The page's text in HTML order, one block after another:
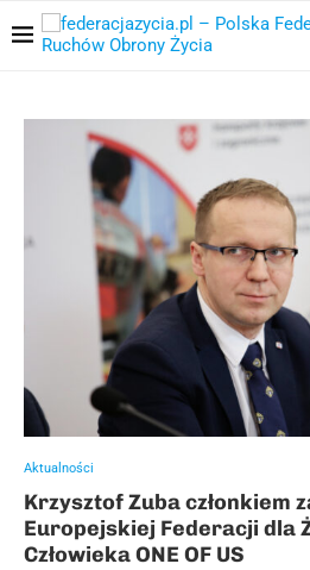
Aktualności
Krzysztof Zuba członkiem
Europejskiej Federacji dla
Człowieka ONE OF US